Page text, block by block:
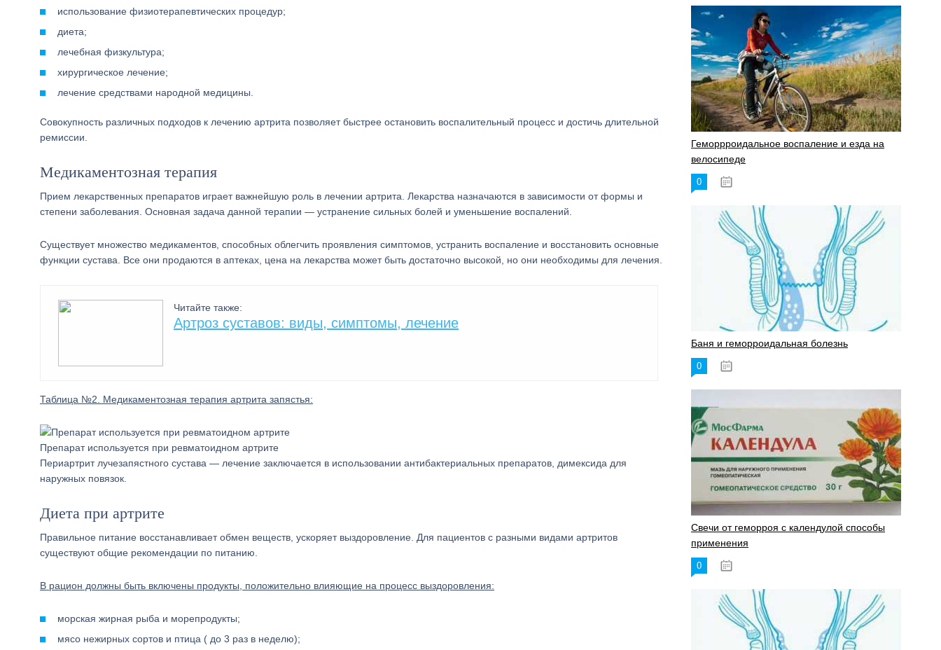
использование физиотерапевтических процедур;
диета;
лечебная физкультура;
хирургическое лечение;
лечение средствами народной медицины.
Совокупность различных подходов к лечению артрита позволяет быстрее остановить воспалительный процесс и достичь длительной
ремиссии.
Медикаментозная терапия
Прием лекарственных препаратов играет важнейшую роль в лечении артрита. Лекарства назначаются в зависимости от формы и
степени заболевания. Основная задача данной терапии — устранение сильных болей и уменьшение воспалений.
Существует множество медикаментов, способных облегчить проявления симптомов, устранить воспаление и восстановить основные
функции сустава. Все они продаются в аптеках, цена на лекарства может быть достаточно высокой, но они необходимы для лечения.
Читайте также:
Артроз суставов: виды, симптомы, лечение
Таблица №2. Медикаментозная терапия артрита запястья:
Препарат используется при ревматоидном артрите
Периартрит лучезапястного сустава — лечение заключается в использовании антибактериальных препаратов, димексида для
наружных повязок.
Диета при артрите
Правильное питание восстанавливает обмен веществ, ускоряет выздоровление. Для пациентов с разными видами артритов
существуют общие рекомендации по питанию.
В рацион должны быть включены продукты, положительно влияющие на процесс выздоровления:
морская жирная рыба и морепродукты;
мясо нежирных сортов и птица ( до 3 раз в неделю);
Геморрроидальное воспаление и езда на
велосипеде
0
Баня и геморроидальная болезнь
0
Свечи от геморроя с календулой способы
применения
0